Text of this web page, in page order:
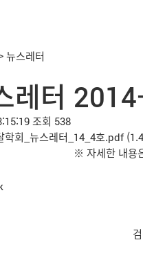
뉴스레터
레터
조회 538
학회_뉴스레터_14_4호.pdf
※ 자세한 내용